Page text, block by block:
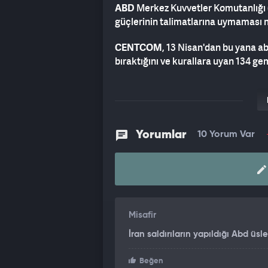
ABD Merkez Kuvvetler
güçlerinin talimatlarına uymaması
CENTCOM, 13 Nisan'dan bu yana
bıraktığını ve kurallara uyan 134
kuzeydoğusundaki bir tankerin
TANKER VURULDU
ABD Merkez Kuvvetler
CENTCOM, Umman Körfezi'nden
talimatlarına defalarca
Yorumlar 10 Yorum Var
Misafir
İran saldırıların yapıldığı Abd
Beğen